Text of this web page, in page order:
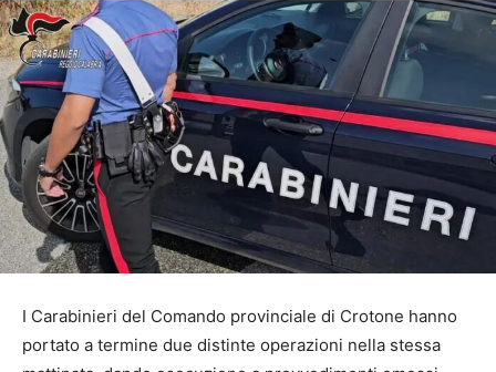
I Carabinieri del Comando provinciale di Crotone hanno
portato a termine due distinte operazioni nella stessa